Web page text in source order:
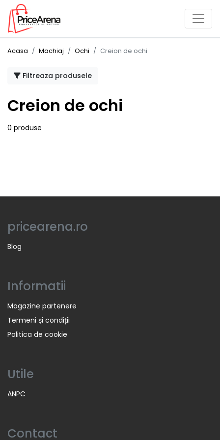
Acasa Machiaj Ochi Creion de ochi
Filtreaza produsele
Creion de ochi
0 produse
pricearena.ro
Blog
Informatii
Magazine partenere
Termeni și condiții
Politica de cookie
Utile
ANPC
Contact